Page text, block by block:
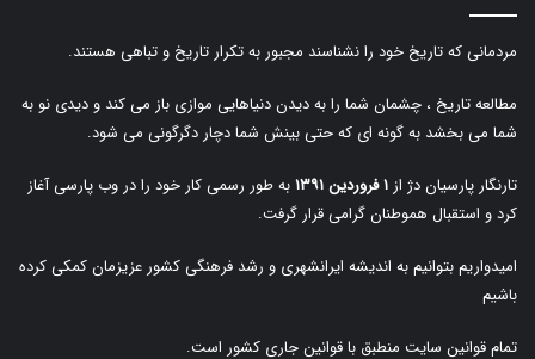
مردمانی که تاریخ خود را نشناسند مجبور به تکرار تاریخ و تباهی هستند.
مطالعه تاریخ ، چشمان شما را به دیدن دنیاهایی موازی باز می کند و دیدی نو به
شما می بخشد به گونه ای که حتی بینش شما دچار دگرگونی می شود.
تارنگار پارسیان دژ از ۱ فروردین ۱۳۹۱
به طور رسمی کار خود را در وب پارسی آغاز
کرد و استقبال هموطنان گرامی قرار گرفت.
امیدواریم بتوانیم به اندیشه ایرانشهری و رشد فرهنگی کشور عزیزمان کمکی کرده
باشیم
تمام قوانین سایت منطبق با قوانین جاری کشور است.